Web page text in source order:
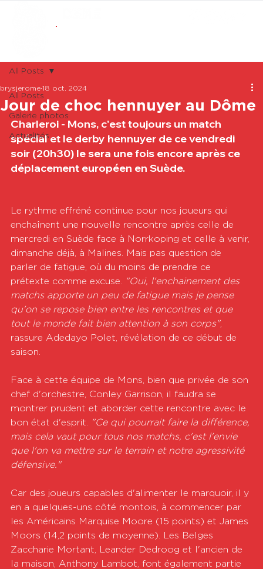
All Posts
Galerie photos
Actualités
All Posts
Jour de choc hennuyer au Dôme
brysjerome 18 oct. 2024
Charleroi - Mons, c'est toujours un match
spécial et le derby hennuyer de ce vendredi
soir (20h30) le sera une fois encore après ce
déplacement européen en Suède.
Le rythme effréné continue pour nos joueurs qui
enchaînent une nouvelle rencontre après celle de
mercredi en Suède face à Norrkoping et celle à venir,
dimanche déjà, à Malines. Mais pas question de
parler de fatigue, où du moins de prendre ce
prétexte comme excuse.
"Oui, l'enchainement des
matchs apporte un peu de fatigue mais je pense
qu'on se repose bien entre les rencontres et que
tout le monde fait bien attention à son corps",
rassure Adedayo Polet, révélation de ce début de
saison.
Face à cette équipe de Mons, bien que privée de son
chef d'orchestre, Conley Garrison, il faudra se
montrer prudent et aborder cette rencontre avec le
bon état d'esprit.
"Ce qui pourrait faire la différence,
mais cela vaut pour tous nos matchs, c'est l'envie
que l'on va mettre sur le terrain et notre agressivité
défensive."
Car des joueurs capables d'alimenter le marquoir, il y
en a quelques-uns côté montois, à commencer par
les Américains Marquise Moore (15 points) et James
Moors (14,2 points de moyenne). Les Belges
Zaccharie Mortant, Leander Dedroog et l'ancien de
la maison, Anthony Lambot, font également partie